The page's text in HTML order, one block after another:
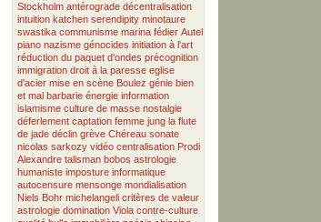
Stockholm antérograde décentralisation
intuition katchen serendipity minotaure
swastika communisme marina fédier Autel
piano nazisme génocides initiation à l'art
réduction du paquet d'ondes précognition
immigration droit à la paresse eglise
d'acier mise en scène Boulez génie bien
et mal barbarie énergie information
islamisme culture de masse nostalgie
déferlement captation femme jung la flute
de jade déclin grève Chéreau sonate
nicolas sarkozy vidéo centralisation Prodi
Alexandre talisman bobos astrologie
humaniste imposture informatique
autocensure mensonge mondialisation
Niels Bohr michelangeli critères de valeur
astrologie domination Viola contre-culture